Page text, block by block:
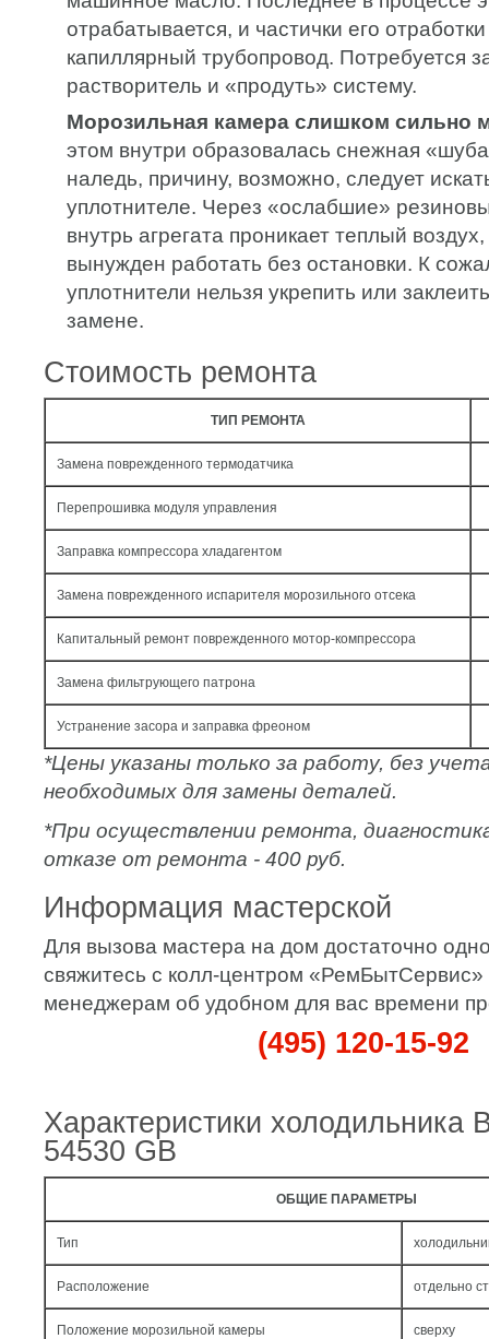
отрабатывается, и частички его
капиллярный трубопровод. Потребуется
растворитель и «продуть» систему.
Морозильная камера слишком сильно
этом внутри образовалась снежная
наледь, причину, возможно, следует
уплотнителе. Через «ослабшие»
внутрь агрегата проникает теплый
вынужден работать без остановки. К
уплотнители нельзя укрепить или
замене.
Стоимость ремонта
ТИП РЕМОНТА
Замена поврежденного термодатчика
Перепрошивка модуля управления
Заправка компрессора хладагентом
Замена поврежденного испарителя морозильного отсека
Капитальный ремонт поврежденного мотор-компрессора
Замена фильтрующего патрона
Устранение засора и заправка фреоном
*Цены указаны только за работу, без
необходимых для замены деталей.
*При осуществлении ремонта,
отказе от ремонта - 400 руб.
Информация мастерской
Для вызова мастера на дом достаточно
свяжитесь с колл-центром
менеджерам об удобном для вас времени
(495) 120-15-92
Характеристики холодильника
54530 GB
ОБЩИЕ ПАРАМЕТРЫ
Тип
Расположение отдельно
Положение морозильной камеры сверху